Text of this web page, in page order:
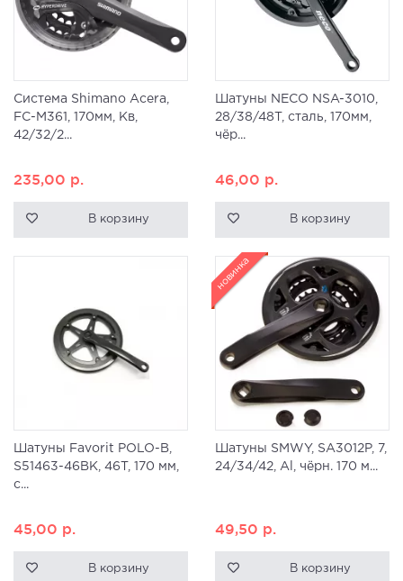
Система Shimano Acera,
FC-M361, 170мм, Кв,
42/32/2...
235,00 р.
В корзину
Шатуны NECO NSA-3010,
28/38/48T, сталь, 170мм,
чёр...
46,00 р.
В корзину
Шатуны Favorit POLO-B,
S51463-46BK, 46T, 170 мм,
с...
45,00 р.
В корзину
новинка
Шатуны SMWY, SA3012P, 7,
24/34/42, Al, чёрн. 170 м...
49,50 р.
В корзину